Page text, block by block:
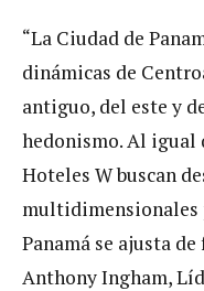
“La Ciudad de
dinámicas de
antiguo, del este y
hedonismo. Al igual
Hoteles W buscan
multidimensionales
Panamá se ajusta
Anthony Ingham,